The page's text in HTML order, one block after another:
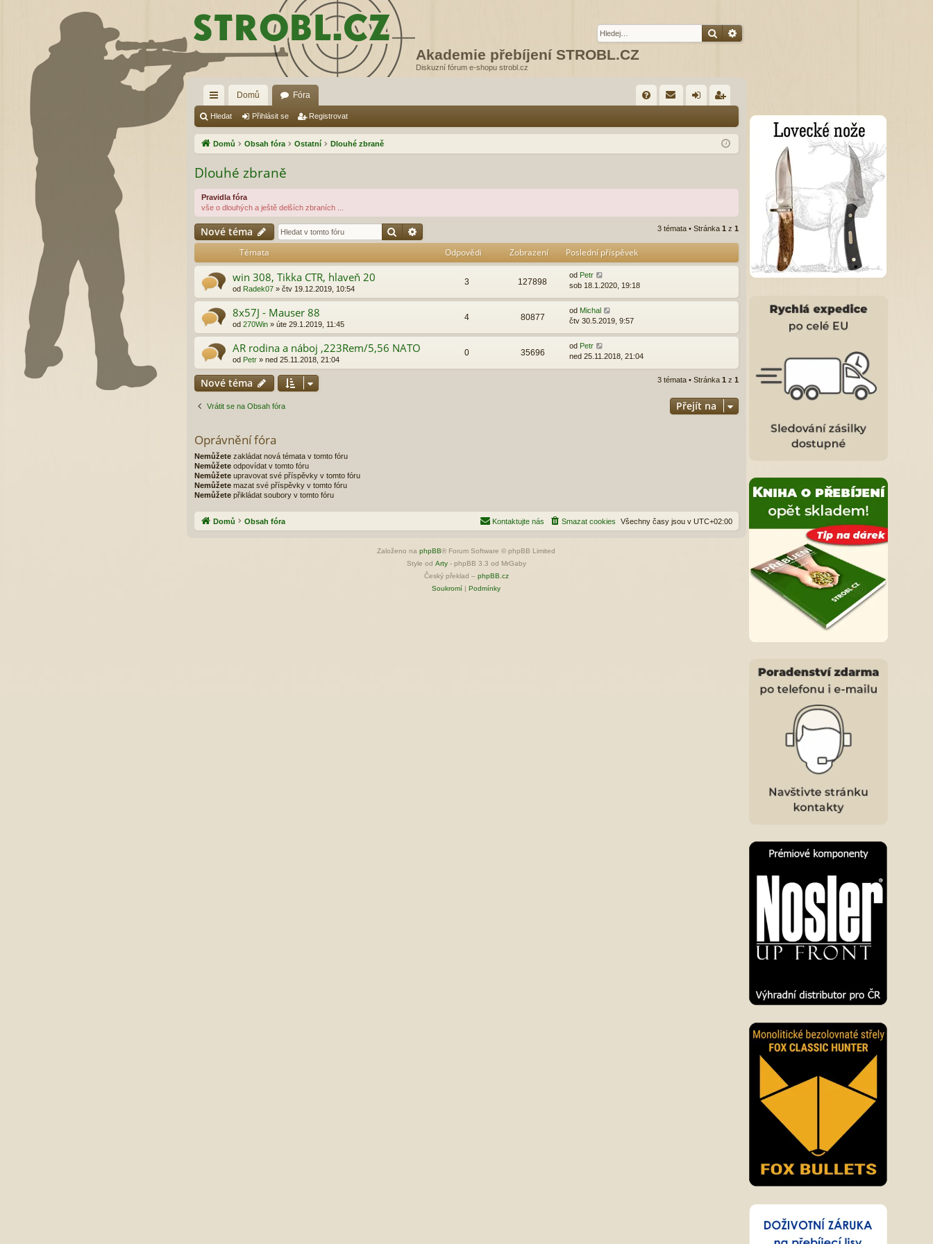
Akademie přebíjení STROBL.CZ
Diskuzní fórum e-shopu strobl.cz
HledatPokročilé hledání
yc
hl
od
ka
Domů Fóra
Q lá ist
Hledat Přihlásit se Registrovat
Domů Obsah fóra Ostatní Dlouhé zbraně
Dlouhé zbraně
Pravidla fóra
vše o dlouhých a ještě delších zbraních ...
Nové téma Hledat 3 témata • Stránka1 z1
Témata Odpovědi Zobrazení Poslední příspěvek
win 308, Tikka CTR, hlaveň 20
od Radek07» čtv 19.12.2019, 10:54
3 127898
od Petr
sob 18.1.2020, 19:18
8x57J - Mauser 88
od 270Win» úte 29.1.2019, 11:45
4 80877
od Michal
čtv 30.5.2019, 9:57
AR rodina a náboj ,223Rem/5,56 NATO
od Petr» ned 25.11.2018, 21:04
0 35696
od Petr
ned 25.11.2018, 21:04
Nové téma 3 témata • Stránka1 z1
Vrátit se na Obsah fóra Přejít na
Oprávnění fóra
Nemůžetezakládat nová témata v tomto fóru
Nemůžeteodpovídat v tomto fóru
Nemůžeteupravovat své příspěvky v tomto fóru
Nemůžetemazat své příspěvky v tomto fóru
Nemůžetepřikládat soubory v tomto fóru
Domů Obsah fóra Všechny časy jsou vUTC+02:00
Smazat cookies
Kontaktujte nás
Založeno naphpBB® Forum Software © phpBB Limited
Style od Arty- phpBB 3.3 od MrGaby
Český překlad – phpBB.cz
Soukromí |Podmínky